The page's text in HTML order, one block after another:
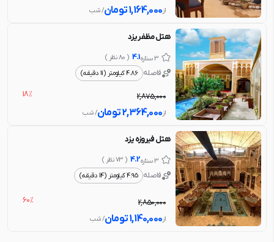
از 1,164,000تومان/ شب
هتل مظفر یزد
3 ستاره 4.1 ( 80 نظر )
فاصله 4.86 کیلومتر (11 دقیقه)
2,875,000
18%
از 2,364,000تومان/ شب
هتل فیروزه یزد
3 ستاره 4.2 ( 73 نظر )
فاصله 4.95 کیلومتر (14 دقیقه)
2,850,000
60%
از 1,140,000تومان/ شب